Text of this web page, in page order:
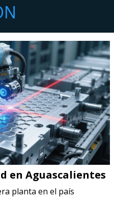
en Aguascalientes
planta en el país